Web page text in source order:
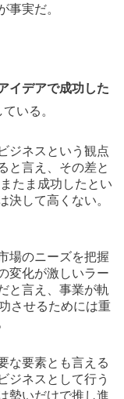
事実だ。
イデアで成功した
いる。
ジネスという観点
と言え、その差と
たま成功したとい
決して高くない。
場のニーズを把握
変化が激しいラー
と言え、事業が軌
させるためには重
な要素とも言える
ジネスとして行う
勢いだけで推し進